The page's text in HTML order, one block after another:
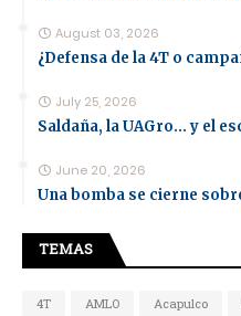
August 03, 2026
¿Defensa de la 4T o
July 25, 2026
Saldaña, la UAGro... y el
June 20, 2026
Una bomba se cierne
TEMAS
4T AMLO Acapulco